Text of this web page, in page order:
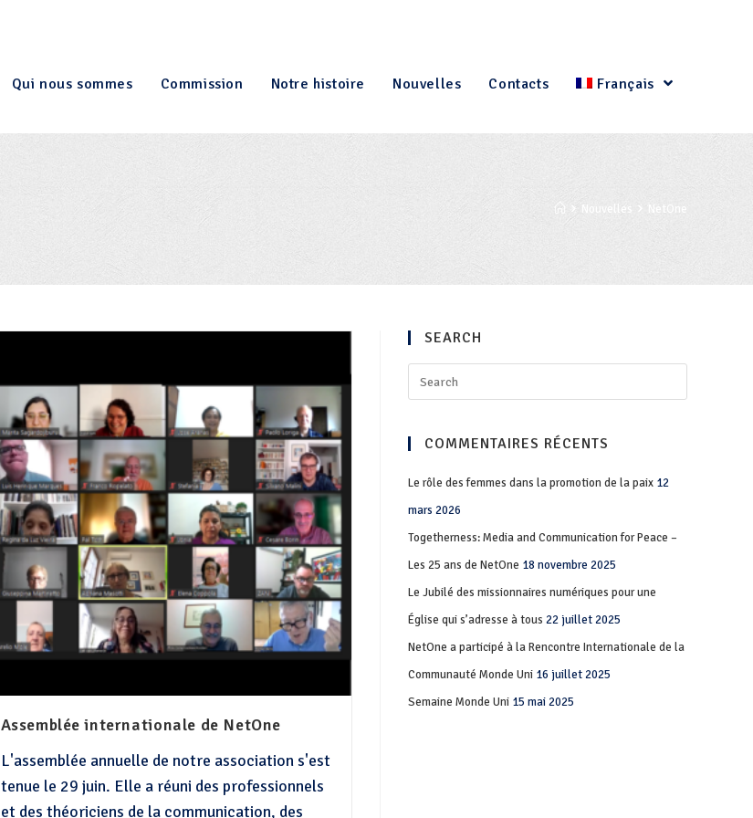
Qui nous sommes Commission Notre histoire Nouvelles Contacts Français
Nouvelles NetOne
Assemblée internationale de NetOne
L'assemblée annuelle de notre association s'est
tenue le 29 juin. Elle a réuni des professionnels
et des théoriciens de la communication, des
SEARCH
COMMENTAIRES RÉCENTS
Le rôle des femmes dans la promotion de la paix 12
mars 2026
Togetherness: Media and Communication for Peace –
Les 25 ans de NetOne 18 novembre 2025
Le Jubilé des missionnaires numériques pour une
Église qui s’adresse à tous 22 juillet 2025
NetOne a participé à la Rencontre Internationale de la
Communauté Monde Uni 16 juillet 2025
Semaine Monde Uni 15 mai 2025